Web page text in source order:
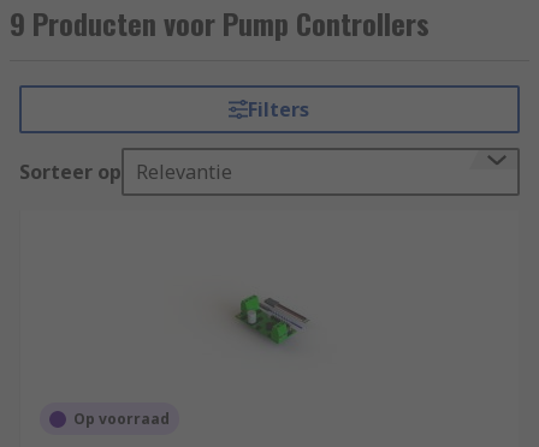
9 Producten voor Pump Controllers
Filters
Sorteer op Relevantie
Op voorraad